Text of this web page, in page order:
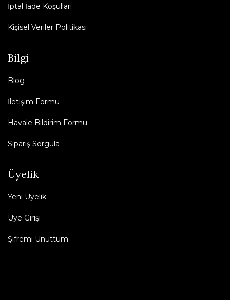
İptal İade Koşullari
Kişisel Veriler Politikası
Bilgi
Blog
İletişim Formu
Havale Bildirim Formu
Sipariş Sorgula
Üyelik
Yeni Üyelik
Üye Girişi
Şifremi Unuttum